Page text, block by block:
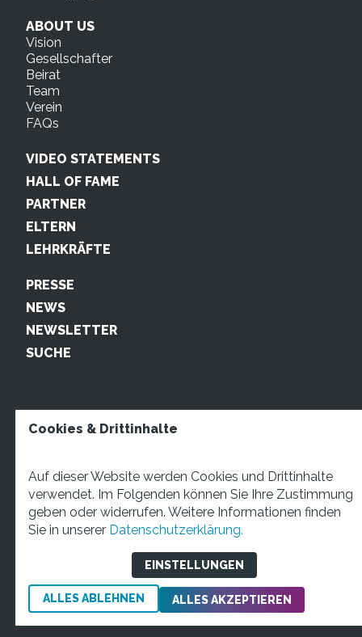
ABOUT US
Vision
Gesellschafter
Beirat
Team
Verein
FAQs
VIDEO STATEMENTS
HALL OF FAME
PARTNER
ELTERN
LEHRKRÄFTE
PRESSE
NEWS
NEWSLETTER
SUCHE
STARTUP TEENS Münsterstraße 5, 59065 Hamm. Fon:
+49 2381 4870207 Mail:info@startupteens.de
Impressum Datenschutzerklärung
Cookies & Drittinhalte
Auf dieser Website werden Cookies und Drittinhalte
verwendet. Im Folgenden können Sie Ihre Zustimmung
geben oder widerrufen. Weitere Informationen finden
Sie in unserer Datenschutzerklärung.
EINSTELLUNGEN
ALLES ABLEHNEN ALLES AKZEPTIEREN